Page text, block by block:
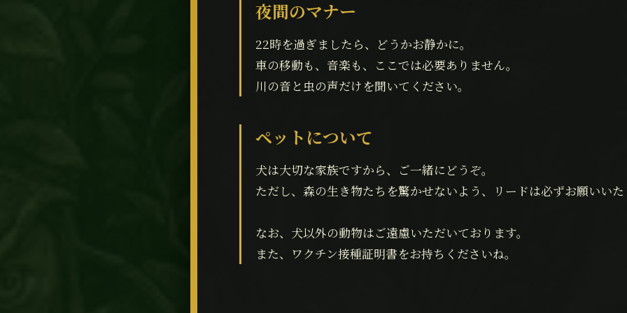
夜間のマナー
22時を過ぎましたら、どうかお静かに。
車の移動も、音楽も、ここでは必要ありません。
川の音と虫の声だけを聞いてください。
ペットについて
犬は大切な家族ですから、ご一緒にどうぞ。
ただし、森の生き物たちを驚かせないよう、リードは必ずお願いい
なお、犬以外の動物はご遠慮いただいております。
また、ワクチン接種証明書をお持ちくださいね。